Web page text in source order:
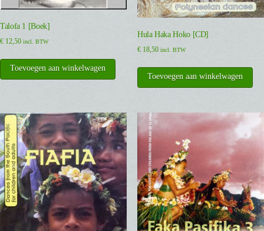
Talofa 1 [Boek]
€ 12,50 incl. BTW
Toevoegen aan winkelwagen
Hula Haka Hoko [CD]
€18,50 incl. BTW
Toevoegen aan winkelwagen